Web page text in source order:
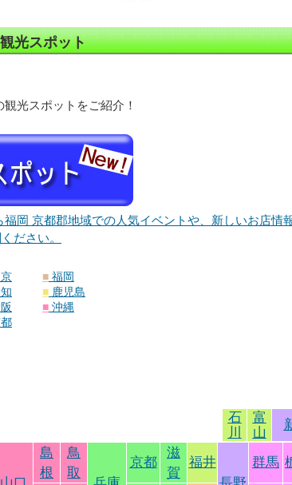
光スポット
光スポットをご紹介！
福岡 京都郡地域での人気イベントや、新しいお店情
ださい。
■ 福岡
■ 鹿児島
■ 沖縄
石
川
富
山
島
根
鳥
取
京都
滋
賀
福井
群馬